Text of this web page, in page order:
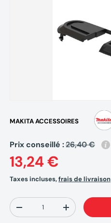
MAKITA ACCESSOIRES
Prix conseillé :26,40 €
13,24 €
Taxes incluses,frais de livraison
Qté
-
+